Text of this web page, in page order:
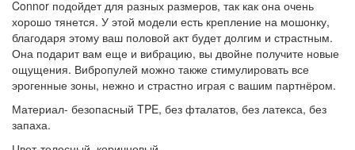
Connor подойдет для разных размеров, так как она очень
хорошо тянется. У этой модели есть крепление на мошонку,
благодаря этому ваш половой акт будет долгим и страстным.
Она подарит вам еще и вибрацию, вы двойне получите новые
ощущения. Вибропулей можно также стимулировать все
эрогенные зоны, нежно и страстно играя с вашим партнёром.
Материал- безопасный TPE, без фталатов, без латекса, без
запаха.